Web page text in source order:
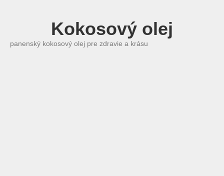
Kokosový olej
panenský kokosový olej pre zdravie a krásu